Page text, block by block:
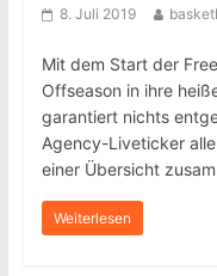
8. Juli 2019
Mit dem Start der
Offseason in ihre
garantiert nichts
Agency-Liveticker
einer Übersicht
Weiterlesen